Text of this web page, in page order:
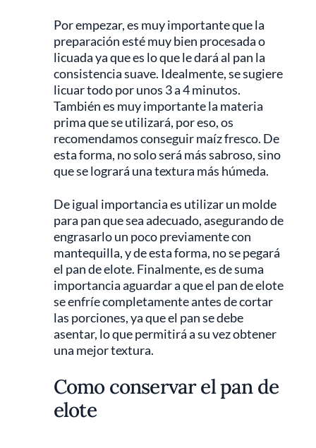
Por empezar, es muy importante que la
preparación esté muy bien procesada o
licuada ya que es lo que le dará al pan la
consistencia suave. Idealmente, se sugiere
licuar todo por unos 3 a 4 minutos.
También es muy importante la materia
prima que se utilizará, por eso, os
recomendamos conseguir maíz fresco. De
esta forma, no solo será más sabroso, sino
que se logrará una textura más húmeda.
De igual importancia es utilizar un molde
para pan que sea adecuado, asegurando de
engrasarlo un poco previamente con
mantequilla, y de esta forma, no se pegará
el pan de elote. Finalmente, es de suma
importancia aguardar a que el pan de elote
se enfríe completamente antes de cortar
las porciones, ya que el pan se debe
asentar, lo que permitirá a su vez obtener
una mejor textura.
Como conservar el pan de
elote